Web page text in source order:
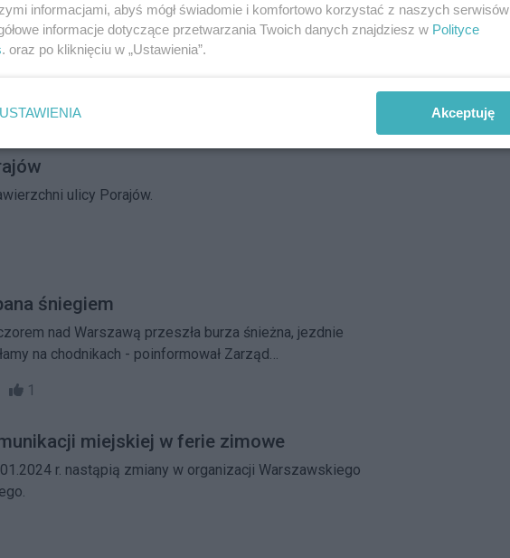
szansę jeździć częściej.
zwiększenia częstotliwości kursowania autobusu nr
ulicy Porajów.
śniegiem
nad Warszawą przeszła burza śnieżna, jezdnie
na chodnikach - poinformował Zarząd
1
miejskiej w ferie zimowe
r. nastąpią zmiany w organizacji Warszawskiego
informacjami, abyś mógł świadomie i komfortowo korzystać z naszych serwisów
informacje dotyczące przetwarzania Twoich danych znajdziesz w Polityce
. oraz po kliknięciu w „Ustawienia”.
USTAWIENIA Akceptuję